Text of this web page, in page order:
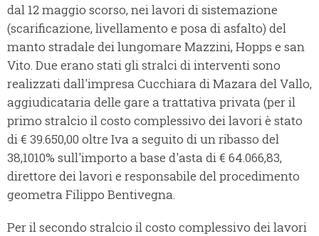
dal 12 maggio scorso, nei lavori di sistemazione
(scarificazione, livellamento e posa di asfalto) del
manto stradale dei lungomare Mazzini, Hopps e san
Vito. Due erano stati gli stralci di interventi sono
realizzati dall'impresa Cucchiara di Mazara del Vallo,
aggiudicataria delle gare a trattativa privata (per il
primo stralcio il costo complessivo dei lavori è stato
di € 39.650,00 oltre Iva a seguito di un ribasso del
38,1010% sull'importo a base d'asta di € 64.066,83,
direttore dei lavori e responsabile del procedimento
geometra Filippo Bentivegna.
Per il secondo stralcio il costo complessivo dei lavori